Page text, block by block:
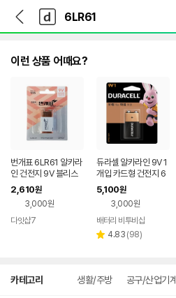
다
나
와
가
다
와
인
이런 상품 어때요?
번개표 6LR61 알카라
인 건전지 9V 블리스
터 1팩
2,610원
3,000원
다잇샵7
듀라셀 알카라인 9V 1
개입 카드형 건전지 6
LR61
5,100원
3,000원
배터리 비투비샵
별 4.83 리
(98)
카테고리 생활/주방 공구/산업기계